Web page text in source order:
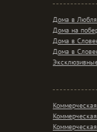
Дома в
Дома на
Дома в
Дома в